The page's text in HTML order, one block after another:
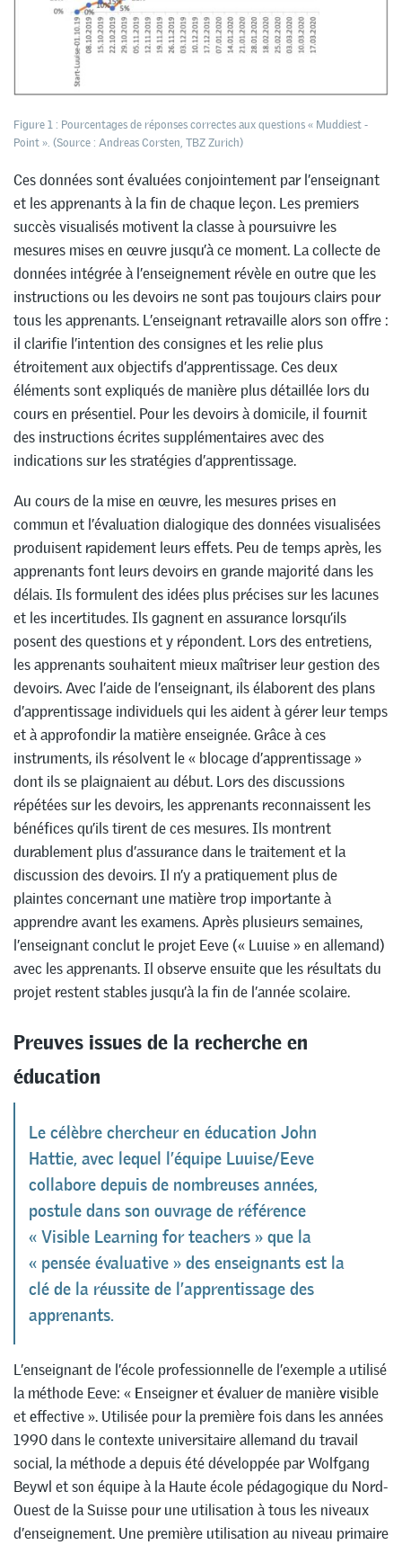
Figure 1 : Pourcentages de réponses correctes aux questions « Muddiest -
Point ». (Source : Andreas Corsten, TBZ Zurich)
Ces données sont évaluées conjointement par l’enseignant
et les apprenants à la fin de chaque leçon. Les premiers
succès visualisés motivent la classe à poursuivre les
mesures mises en œuvre jusqu’à ce moment. La collecte de
données intégrée à l’enseignement révèle en outre que les
instructions ou les devoirs ne sont pas toujours clairs pour
tous les apprenants. L’enseignant retravaille alors son offre :
il clarifie l’intention des consignes et les relie plus
étroitement aux objectifs d’apprentissage. Ces deux
éléments sont expliqués de manière plus détaillée lors du
cours en présentiel. Pour les devoirs à domicile, il fournit
des instructions écrites supplémentaires avec des
indications sur les stratégies d’apprentissage.
Au cours de la mise en œuvre, les mesures prises en
commun et l’évaluation dialogique des données visualisées
produisent rapidement leurs effets. Peu de temps après, les
apprenants font leurs devoirs en grande majorité dans les
délais. Ils formulent des idées plus précises sur les lacunes
et les incertitudes. Ils gagnent en assurance lorsqu’ils
posent des questions et y répondent. Lors des entretiens,
les apprenants souhaitent mieux maîtriser leur gestion des
devoirs. Avec l’aide de l’enseignant, ils élaborent des plans
d’apprentissage individuels qui les aident à gérer leur temps
et à approfondir la matière enseignée. Grâce à ces
instruments, ils résolvent le « blocage d’apprentissage »
dont ils se plaignaient au début. Lors des discussions
répétées sur les devoirs, les apprenants reconnaissent les
bénéfices qu’ils tirent de ces mesures. Ils montrent
durablement plus d’assurance dans le traitement et la
discussion des devoirs. Il n’y a pratiquement plus de
plaintes concernant une matière trop importante à
apprendre avant les examens. Après plusieurs semaines,
l’enseignant conclut le projet Eeve (« Luuise » en allemand)
avec les apprenants. Il observe ensuite que les résultats du
projet restent stables jusqu’à la fin de l’année scolaire.
Preuves issues de la recherche en
éducation
Le célèbre chercheur en éducation John
Hattie, avec lequel l’équipe Luuise/Eeve
collabore depuis de nombreuses années,
postule dans son ouvrage de référence
« Visible Learning for teachers » que la
« pensée évaluative » des enseignants est la
clé de la réussite de l’apprentissage des
apprenants.
L’enseignant de l’école professionnelle de l’exemple a utilisé
la méthode Eeve: « Enseigner etévaluer de manièrevisible
eteffective ». Utilisée pour la première fois dans les années
1990 dans le contexte universitaire allemand du travail
social, la méthode a depuis été développée par Wolfgang
Beywl et son équipe à la Haute école pédagogique du Nord-
Ouest de la Suisse pour une utilisation à tous les niveaux
d’enseignement. Une première utilisation au niveau primaire